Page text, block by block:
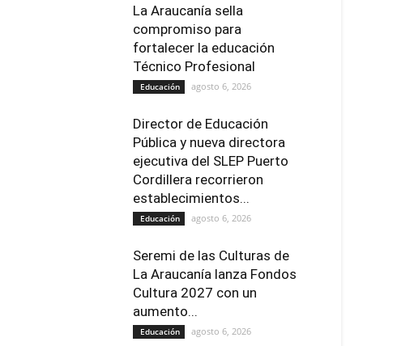
La Araucanía sella
compromiso para
fortalecer la educación
Técnico Profesional
Educación agosto 6, 2026
Director de Educación
Pública y nueva directora
ejecutiva del SLEP Puerto
Cordillera recorrieron
establecimientos...
Educación agosto 6, 2026
Seremi de las Culturas de
La Araucanía lanza Fondos
Cultura 2027 con un
aumento...
Educación agosto 6, 2026